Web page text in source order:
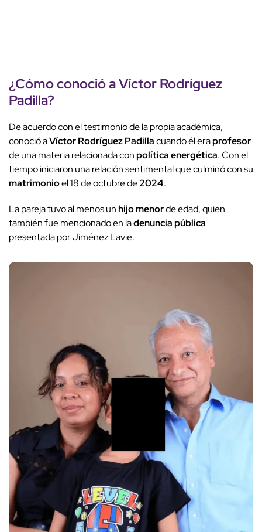
¿Cómo conoció aVíctor Rodríguez
Padilla?
De acuerdo con el testimonio de la propia académica,
conoció aVíctor Rodríguez Padillacuando él eraprofesor
de una materia relacionada conpolítica energética. Con el
tiempo iniciaron una relación sentimental que culminó con su
matrimonioel 18 de octubre de2024.
La pareja tuvo al menos unhijo menorde edad, quien
también fue mencionado en ladenuncia pública
presentada por Jiménez Lavie.